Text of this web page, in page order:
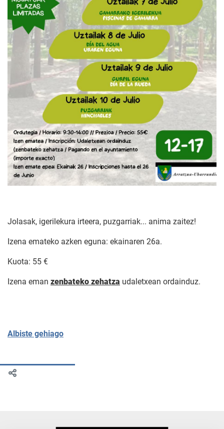
Jolasak, igerilekura irteera, puzgarriak... anima zaitez!
Izena emateko azken eguna: ekainaren 26a.
Kuota: 55 €
Izena eman zenbateko zehatza udaletxean ordainduz.
Albiste gehiago